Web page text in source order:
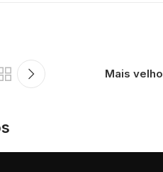
Mais velho